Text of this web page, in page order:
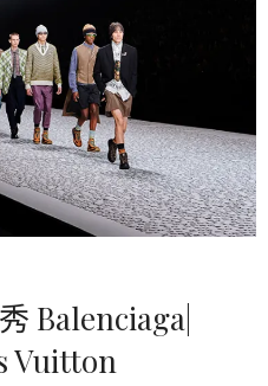
Balenciaga|
Vuitton